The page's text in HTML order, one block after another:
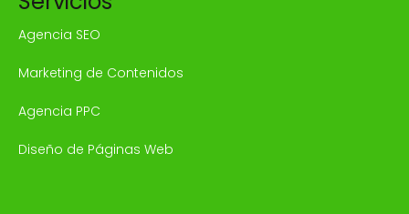
Agencia SEO
Marketing de Contenidos
Agencia PPC
Diseño de Páginas Web